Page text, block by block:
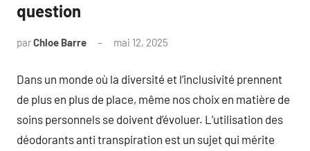
question
parChloe Barre mai 12, 2025
Dans un monde où la diversité et l’inclusivité prennent
de plus en plus de place, même nos choix en matière de
soins personnels se doivent d’évoluer. L’utilisation des
déodorants anti transpiration est un sujet qui mérite